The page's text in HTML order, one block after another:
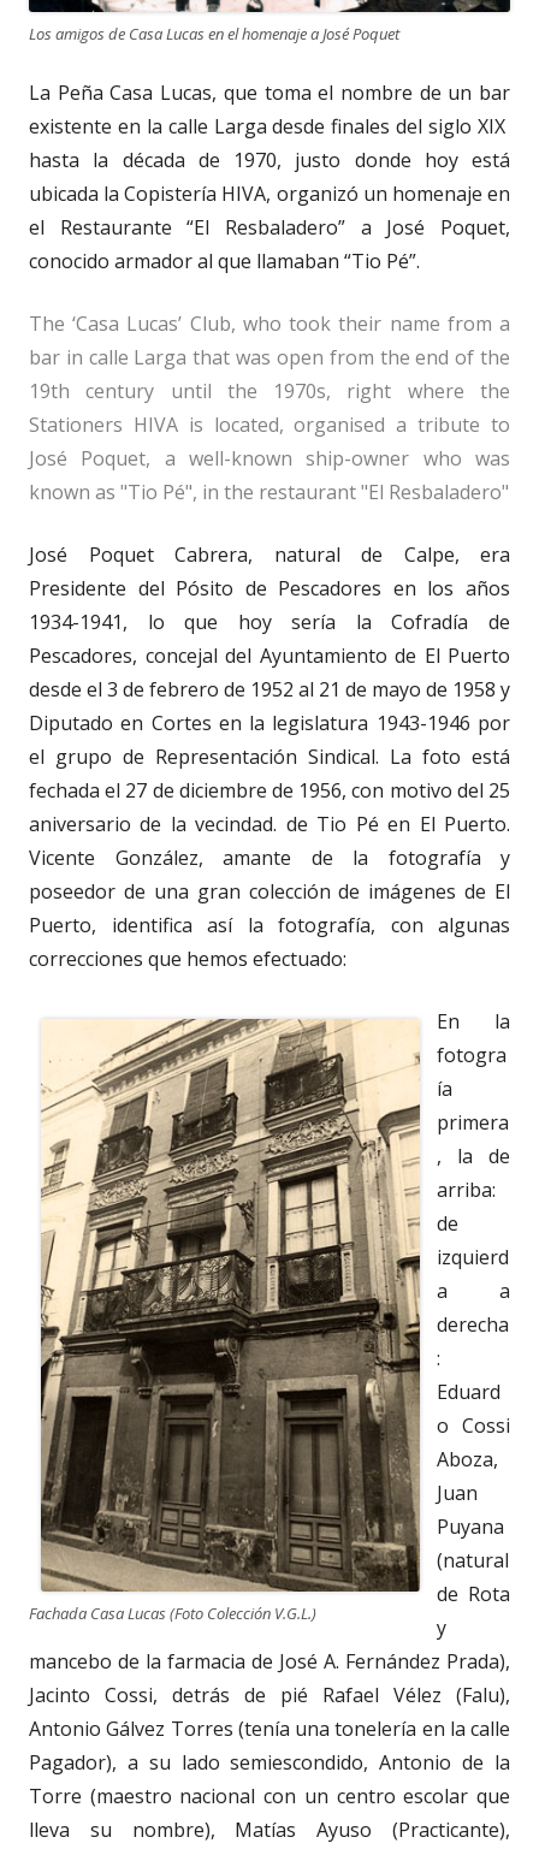
Los amigos de Casa Lucas en el homenaje a José Poquet
La Peña Casa Lucas, que toma el nombre de un bar
existente en la calle Larga desde finales del siglo XIX
hasta la década de 1970, justo donde hoy está
ubicada la Copistería HIVA, organizó un homenaje en
el Restaurante “El Resbaladero” a José Poquet,
conocido armador al que llamaban “Tio Pé”.
The ‘Casa Lucas’ Club, who took their name from a
bar in calle Larga that was open from the end of the
19th century until the 1970s, right where the
Stationers HIVA is located, organised a tribute to
José Poquet, a well-known ship-owner who was
known as "Tio Pé", in the restaurant "El Resbaladero"
José Poquet Cabrera, natural de Calpe, era
Presidente del Pósito de Pescadores en los años
1934-1941, lo que hoy sería la Cofradía de
Pescadores, concejal del Ayuntamiento de El Puerto
desde el 3 de febrero de 1952 al 21 de mayo de 1958 y
Diputado en Cortes en la legislatura 1943-1946 por
el grupo de Representación Sindical. La foto está
fechada el 27 de diciembre de 1956, con motivo del 25
aniversario de la vecindad. de Tio Pé en El Puerto.
Vicente González, amante de la fotografía y
poseedor de una gran colección de imágenes de El
Puerto, identifica así la fotografía, con algunas
correcciones que hemos efectuado:
Fachada Casa Lucas (Foto Colección V.G.L.)
En la
fotogra
ía
primera
, la de
arriba:
de
izquierd
a a
derecha
:
Eduard
o Cossi
Aboza,
Juan
Puyana
(natural
de Rota
y
mancebo de la farmacia de José A. Fernández Prada),
Jacinto Cossi, detrás de pié Rafael Vélez (Falu),
Antonio Gálvez Torres (tenía una tonelería en la calle
Pagador), a su lado semiescondido, Antonio de la
Torre (maestro nacional con un centro escolar que
lleva su nombre), Matías Ayuso (Practicante),